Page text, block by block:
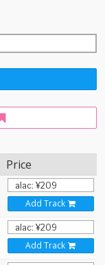
Price
Add Track
Add Track